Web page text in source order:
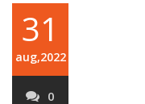
31
aug,2022
0